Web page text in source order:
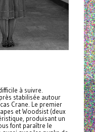
à suivre.
stabilisée autour
Crane. Le premier
et Woodsist (deux
produisant un
font paraître le